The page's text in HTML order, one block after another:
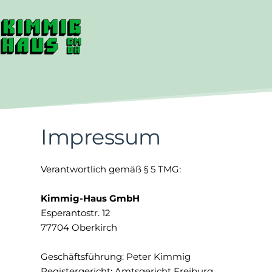
springen
Impressum
Verantwortlich gemäß § 5 TMG:
Kimmig-Haus GmbH
Esperantostr. 12
77704 Oberkirch
Geschäftsführung: Peter Kimmig